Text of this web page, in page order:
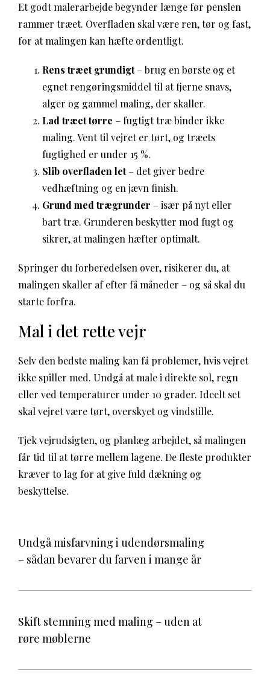
Et godt malerarbejde begynder længe før penslen
rammer træet. Overfladen skal være ren, tør og fast,
for at malingen kan hæfte ordentligt.
Rens træet grundigt– brug en børste og et
egnet rengøringsmiddel til at fjerne snavs,
alger og gammel maling, der skaller.
Lad træet tørre – fugtigt træ binder ikke
maling. Vent til vejret er tørt, og træets
fugtighed er under 15 %.
Slib overfladen let– det giver bedre
vedhæftning og en jævn finish.
Grund med trægrunder – især på nyt eller
bart træ. Grunderen beskytter mod fugt og
sikrer, at malingen hæfter optimalt.
Springer du forberedelsen over, risikerer du, at
malingen skaller af efter få måneder – og så skal du
starte forfra.
Mal i det rette vejr
Selv den bedste maling kan få problemer, hvis vejret
ikke spiller med. Undgå at male i direkte sol, regn
eller ved temperaturer under 10 grader. Ideelt set
skal vejret være tørt, overskyet og vindstille.
Tjek vejrudsigten, og planlæg arbejdet, så malingen
får tid til at tørre mellem lagene. De fleste produkter
kræver to lag for at give fuld dækning og
beskyttelse.
Undgå misfarvning i udendørsmaling
– sådan bevarer du farven i mange år
Skift stemning med maling – uden at
røre møblerne